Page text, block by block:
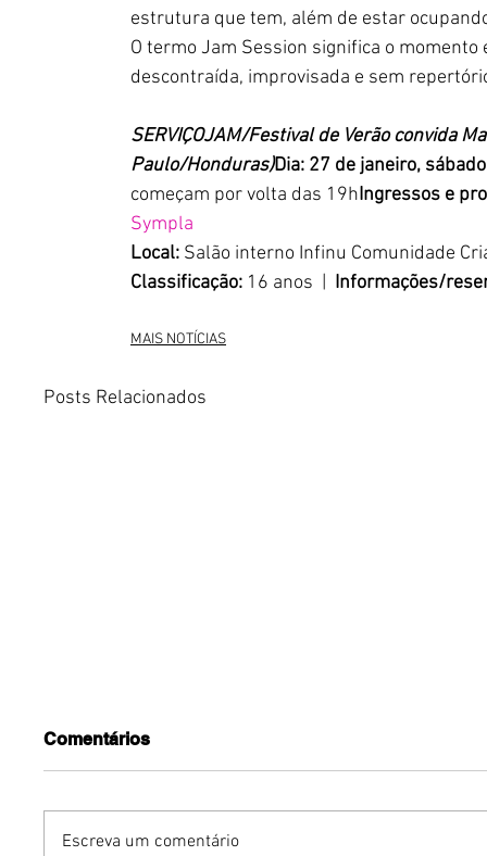
estrutura que tem, além de estar
O termo Jam Session significa o
descontraída, improvisada e sem
SERVIÇOJAM/Festival de Verão convida
Paulo/Honduras)Dia: 27 de janeiro,
começam por volta das 19hIngressos e
Sympla
Local: Salão interno Infinu Comunidade
Classificação: 16 anos  | Informações/
MAIS NOTÍCIAS
Posts Relacionados
Comentários
Escreva um comentário